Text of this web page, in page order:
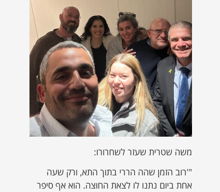
משה שטרית שעזר לשחרורו:
"'רוב הזמן שהה הררי בתוך התא, ורק שעה
אחת ביום נתנו לו לצאת החוצה. הוא אף סיפר